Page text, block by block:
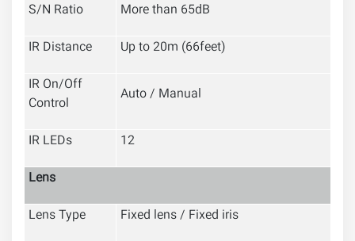
S/N Ratio
More than 65dB
IR Distance
Up to 20m (66feet)
IR On/Off
Control
Auto / Manual
IR LEDs
12
Lens
Lens Type
Fixed lens / Fixed iris